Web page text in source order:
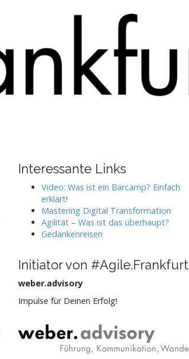
Interessante Links
Video: Was ist ein Barcamp? Einfach
erklärt!
Mastering Digital Transformation
Agilität – Was ist das überhaupt?
Gedankenreisen
Initiator von #Agile.Frankfurt
weber.advisory
Impulse für Deinen Erfolg!